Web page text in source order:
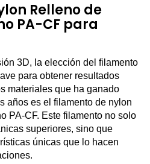
Relleno de
PA-CF para
3D, la elección del filamento
para obtener resultados
materiales que ha ganado
años es el filamento de nylon
PA-CF. Este filamento no solo
superiores, sino que
únicas que lo hacen